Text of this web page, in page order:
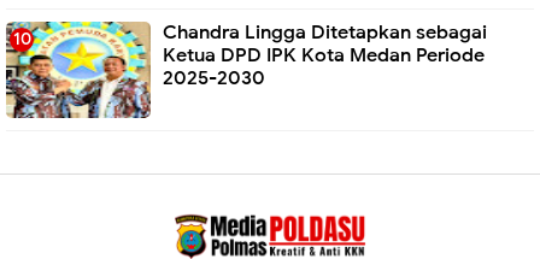
Chandra Lingga Ditetapkan sebagai
Ketua DPD IPK Kota Medan Periode
2025-2030